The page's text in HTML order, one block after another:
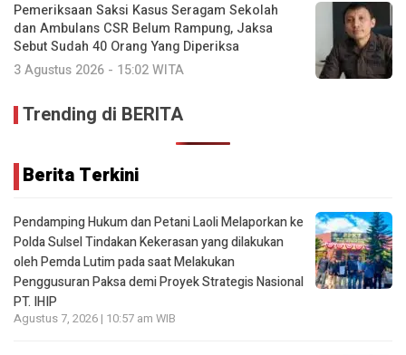
Pemeriksaan Saksi Kasus Seragam Sekolah
dan Ambulans CSR Belum Rampung, Jaksa
Sebut Sudah 40 Orang Yang Diperiksa
3 Agustus 2026 - 15:02 WITA
Trending di BERITA
Berita Terkini
Pendamping Hukum dan Petani Laoli Melaporkan ke
Polda Sulsel Tindakan Kekerasan yang dilakukan
oleh Pemda Lutim pada saat Melakukan
Penggusuran Paksa demi Proyek Strategis Nasional
PT. IHIP
Agustus 7, 2026 | 10:57 am WIB